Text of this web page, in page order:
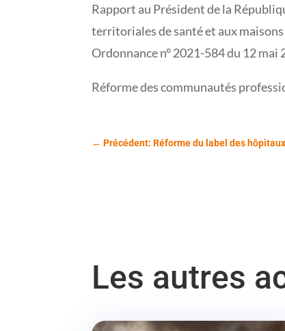
Rapport au Président de la
territoriales de santé et aux
Ordonnance n° 2021-584 du 12
Réforme des communautés
←Précédent: Réforme du label des
Les autres